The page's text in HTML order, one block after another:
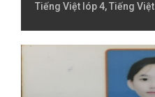
Tiếng Việt lóp 4, Tiếng